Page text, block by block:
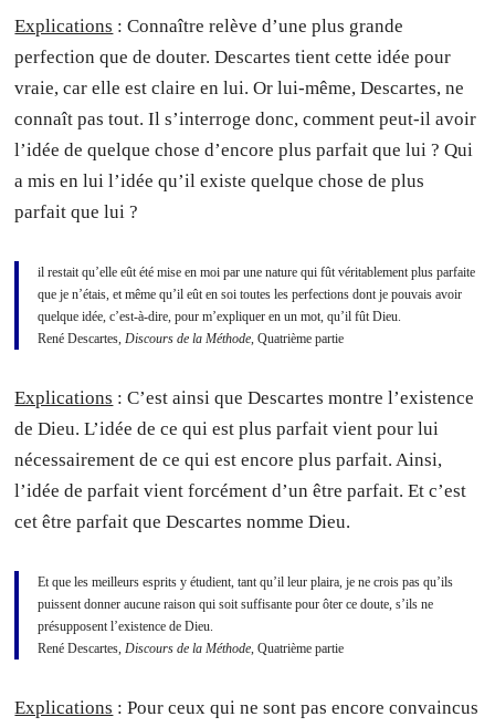
Explications : Connaître relève d’une plus grande
perfection que de douter. Descartes tient cette idée pour
vraie, car elle est claire en lui. Or lui-même, Descartes, ne
connaît pas tout. Il s’interroge donc, comment peut-il avoir
l’idée de quelque chose d’encore plus parfait que lui ? Qui
a mis en lui l’idée qu’il existe quelque chose de plus
parfait que lui ?
il restait qu’elle eût été mise en moi par une nature qui fût véritablement plus parfaite
que je n’étais, et même qu’il eût en soi toutes les perfections dont je pouvais avoir
quelque idée, c’est-à-dire, pour m’expliquer en un mot, qu’il fût Dieu.
René Descartes,Discours de la Méthode, Quatrième partie
Explications : C’est ainsi que Descartes montre l’existence
de Dieu. L’idée de ce qui est plus parfait vient pour lui
nécessairement de ce qui est encore plus parfait. Ainsi,
l’idée de parfait vient forcément d’un être parfait. Et c’est
cet être parfait que Descartes nomme Dieu.
Et que les meilleurs esprits y étudient, tant qu’il leur plaira, je ne crois pas qu’ils
puissent donner aucune raison qui soit suffisante pour ôter ce doute, s’ils ne
présupposent l’existence de Dieu.
René Descartes,Discours de la Méthode, Quatrième partie
Explications : Pour ceux qui ne sont pas encore convaincus